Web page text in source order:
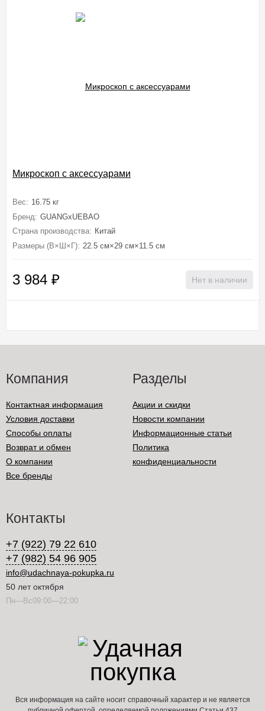
Микроскоп с аксессуарами
Вес: 16.75 кг
Бренд: GUANGxUEBAO
Страна производства: Китай
Размеры (В×Ш×Г): 22.5 см×29 см×11.5 см
3 984 ₽ Нет в наличии
Компания
Контактная информация
Условия доставки
Способы оплаты
Возврат и обмен
О компании
Все бренды
Разделы
Акции и скидки
Новости компании
Информационные статьи
Политика
конфиденциальности
Контакты
+7 (922) 79 22 610
+7 (982) 54 96 905
info@udachnaya-pokupka.ru
50 лет октября
Пн—Вс09:00—22:00
Вся информация на сайте носит справочный характер и не является